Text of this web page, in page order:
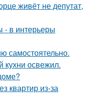
живёт не депутат,
- в интерьеры
самостоятельно.
кухни освежил.
квартир из-за